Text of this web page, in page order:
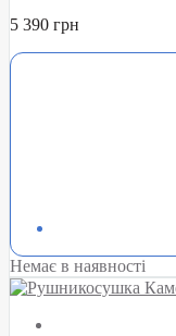
5 390 грн
Немає в наявності